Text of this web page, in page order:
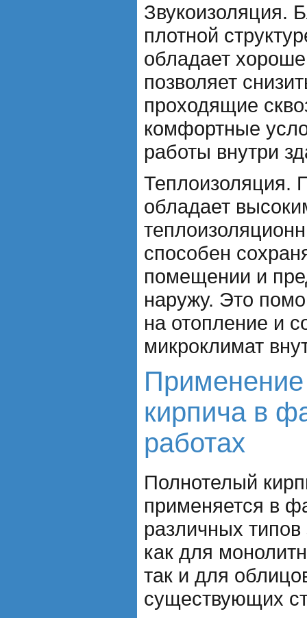
Звукоизоляция.
плотной
обладает
позволяет
проходящие
комфортные
работы внутри
Теплоизоляция.
обладает
способен
помещении и
наружу. Это
на отопление и
микроклимат
Применение
кирпича в
работах
Полнотелый
применяется в
различных
как для
так и для
существующих